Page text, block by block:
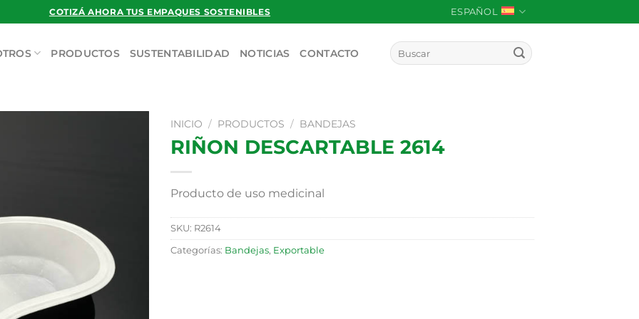
COTIZÁ AHORA TUS EMPAQUES SOSTENIBLES ESPAÑOL
PRODUCTOS SUSTENTABILIDAD NOTICIAS CONTACTO
Buscar
por:
INICIO / PRODUCTOS / BANDEJAS
RIÑON DESCARTABLE 2614
Producto de uso medicinal
SKU: R2614
Categorías: Bandejas, Exportable